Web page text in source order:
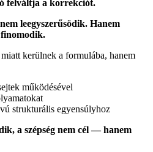
felváltja a korrekciót.
leegyszerűsödik. Hanem
finomodik.
kerülnek a formulába, hanem
működésével
strukturális egyensúlyhoz
a szépség nem cél — hanem